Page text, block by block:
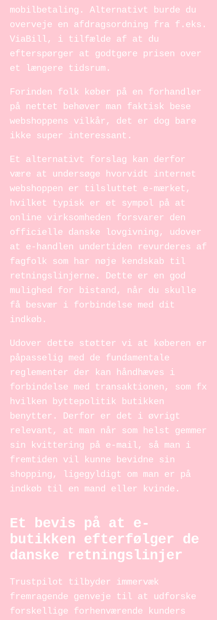
mobilbetaling. Alternativt burde du
overveje en afdragsordning fra f.eks.
ViaBill, i tilfælde af at du
efterspørger at godtgøre prisen over
et længere tidsrum.
Forinden folk køber på en forhandler
på nettet behøver man faktisk bese
webshoppens vilkår, det er dog bare
ikke super interessant.
Et alternativt forslag kan derfor
være at undersøge hvorvidt internet
webshoppen er tilsluttet e-mærket,
hvilket typisk er et sympol på at
online virksomheden forsvarer den
officielle danske lovgivning, udover
at e-handlen undertiden revurderes af
fagfolk som har nøje kendskab til
retningslinjerne. Dette er en god
mulighed for bistand, når du skulle
få besvær i forbindelse med dit
indkøb.
Udover dette støtter vi at køberen er
påpasselig med de fundamentale
reglementer der kan håndhæves i
forbindelse med transaktionen, som fx
hvilken byttepolitik butikken
benytter. Derfor er det i øvrigt
relevant, at man når som helst gemmer
sin kvittering på e-mail, så man i
fremtiden vil kunne bevidne sin
shopping, ligegyldigt om man er på
indkøb til en mand eller kvinde.
Et bevis på at e-
butikken efterfølger de
danske retningslinjer
Trustpilot tilbyder immervæk
fremragende genveje til at udforske
forskellige forhenværende kunders